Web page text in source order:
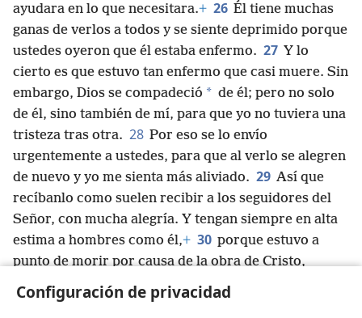
Configuración de privacidad
ayudara en lo que necesitara.+ 26 Él tiene muchas
ganas de verlos a todos y se siente deprimido porque
ustedes oyeron que él estaba enfermo. 27 Y lo
cierto es que estuvo tan enfermo que casi muere. Sin
embargo, Dios se compadeció * de él; pero no solo
de él, sino también de mí, para que yo no tuviera una
tristeza tras otra. 28 Por eso se lo envío
urgentemente a ustedes, para que al verlo se alegren
de nuevo y yo me sienta más aliviado. 29 Así que
recíbanlo como suelen recibir a los seguidores del
Señor, con mucha alegría. Y tengan siempre en alta
estima a hombres como él,+ 30 porque estuvo a
punto de morir por causa de la obra de Cristo,
arriesgando su vida para darme la ayuda que ustedes
no pudieron darme porque no estaban aquí.